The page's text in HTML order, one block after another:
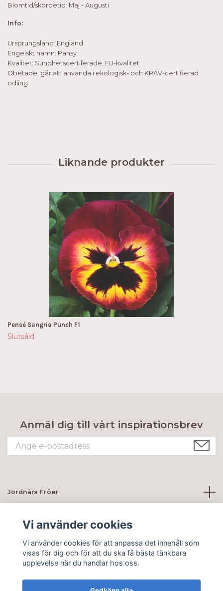
Blomtid/skördetid: Maj - Augusti
Info:
Ursprungsland: England
Engelskt namn: Pansy
Kvalitet: Sundhetscertiferade, EU-kvalitet
Obetade, går att använda i ekologisk- och KRAV-certifierad
odling
Pensé Sangria Punch F1
Slutsåld
Anmäl dig till vårt inspirationsbrev
Jordnära Fröer
Sociala medier
Vi använder cookies
Vi använder cookies för att anpassa det innehåll som
visas för dig och för att du ska få bästa tänkbara
upplevelse när du handlar hos oss.